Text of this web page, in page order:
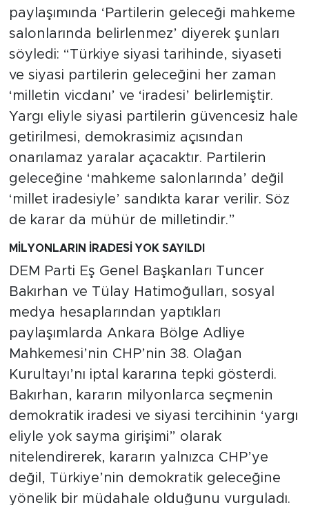
paylaşımında ‘Partilerin geleceği mahkeme
salonlarında belirlenmez’ diyerek şunları
söyledi: “Türkiye siyasi tarihinde, siyaseti
ve siyasi partilerin geleceğini her zaman
‘milletin vicdanı’ ve ‘iradesi’ belirlemiştir.
Yargı eliyle siyasi partilerin güvencesiz hale
getirilmesi, demokrasimiz açısından
onarılamaz yaralar açacaktır. Partilerin
geleceğine ‘mahkeme salonlarında’ değil
‘millet iradesiyle’ sandıkta karar verilir. Söz
de karar da mühür de milletindir.”
MİLYONLARIN İRADESİ YOK SAYILDI
DEM Parti Eş Genel Başkanları Tuncer
Bakırhan ve Tülay Hatimoğulları, sosyal
medya hesaplarından yaptıkları
paylaşımlarda Ankara Bölge Adliye
Mahkemesi’nin CHP’nin 38. Olağan
Kurultayı’nı iptal kararına tepki gösterdi.
Bakırhan, kararın milyonlarca seçmenin
demokratik iradesi ve siyasi tercihinin ‘yargı
eliyle yok sayma girişimi” olarak
nitelendirerek, kararın yalnızca CHP’ye
değil, Türkiye’nin demokratik geleceğine
yönelik bir müdahale olduğunu vurguladı.